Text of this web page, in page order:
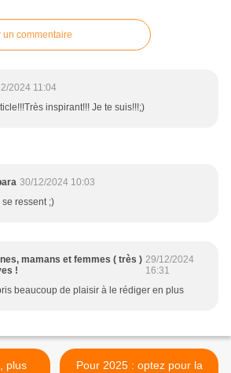
un commentaire
2024 11:04
inspirant!!! Je te suis!!!;)
30/12/2024 10:03
ressent ;)
mamans et femmes ( très )
!
29/12/2024
16:31
beaucoup de plaisir à le rédiger en plus
Pour 2025 : optez pour la